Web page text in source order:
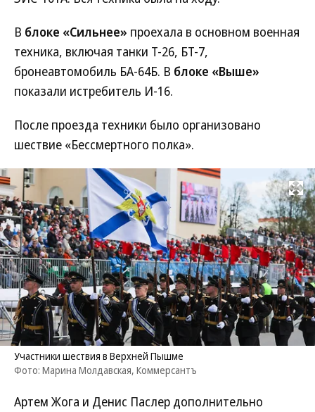
В блоке «Сильнее» проехала в основном военная
техника, включая танки Т-26, БТ-7,
бронеавтомобиль БА-64Б. В блоке «Выше»
показали истребитель И-16.
После проезда техники было организовано
шествие «Бессмертного полка».
Развернуть
Участники шествия в Верхней Пышме
Фото: Марина Молдавская, Коммерсантъ
Артем Жога и Денис Паслер дополнительно